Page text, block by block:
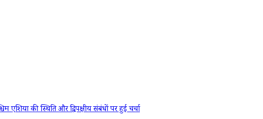
की स्थिति और द्विपक्षीय संबंधों पर हुई चर्चा